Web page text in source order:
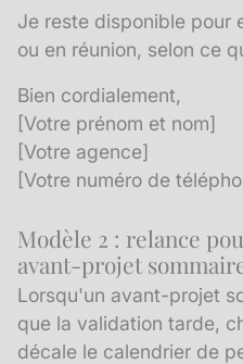
Je reste disponible pour
ou en réunion, selon ce
Bien cordialement,
[Votre prénom et nom]
[Votre agence]
[Votre numéro de
Modèle 2 : relance
avant-projet
Lorsqu'un avant-projet
que la validation tarde,
décale le calendrier de